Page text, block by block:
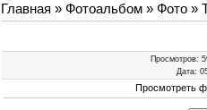
Главная » Фотоальбом » Фото »
Просмотров:
Дата:
Просмотреть